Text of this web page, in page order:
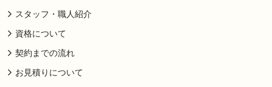
スタッフ・職人紹介
資格について
契約までの流れ
お見積りについて